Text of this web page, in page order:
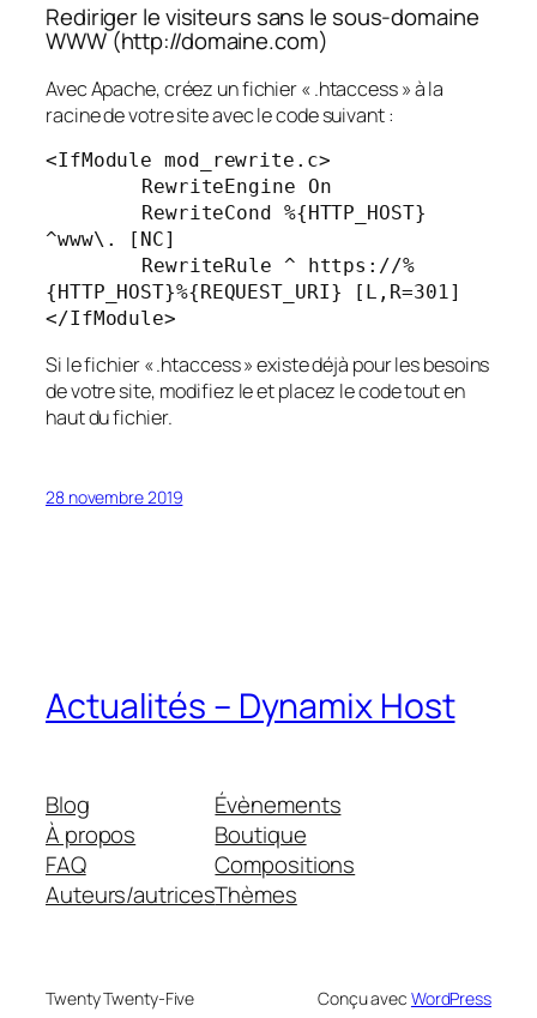
Rediriger le visiteurs sans le sous-domaine
WWW (http://domaine.com)
Avec Apache, créez un fichier « .htaccess » à la
racine de votre site avec le code suivant :
<IfModule mod_rewrite.c>
^www\. [NC]
{HTTP_HOST}%{REQUEST_URI} [L,R=301]
</IfModule>
Si le fichier « .htaccess » existe déjà pour les besoins
de votre site, modifiez le et placez le code tout en
haut du fichier.
28 novembre 2019
Actualités – Dynamix Host
Blog
À propos
FAQ
Auteurs/autrices
Évènements
Boutique
Compositions
Thèmes
Twenty Twenty-Five Conçu avec WordPress